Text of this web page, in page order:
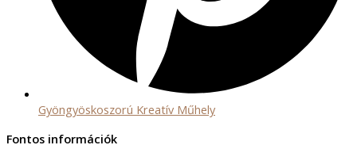
Gyöngyöskoszorú Kreatív Műhely
Fontos információk